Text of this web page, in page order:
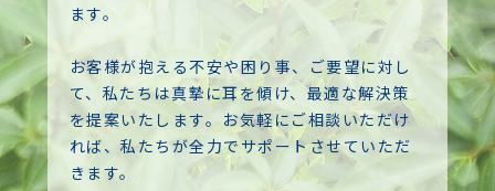
ます。
お客様が抱える不安や困り事、ご要望に対し
て、私たちは真摯に耳を傾け、最適な解決策
を提案いたします。お気軽にご相談いただけ
れば、私たちが全力でサポートさせていただ
きます。